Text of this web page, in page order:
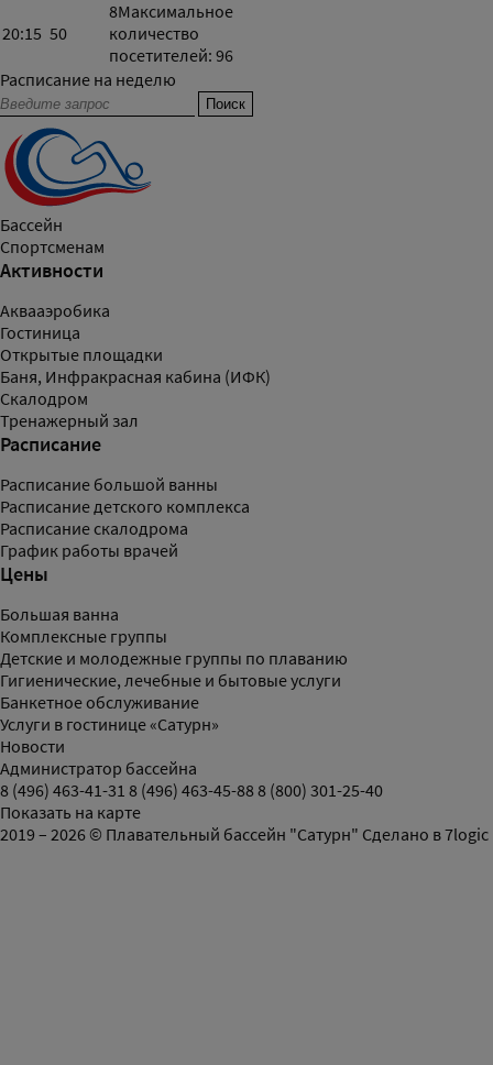
20:15 50
8Максимальное
количество
посетителей: 96
Расписание на неделю
Бассейн
Спортсменам
Активности
Аквааэробика
Гостиница
Открытые площадки
Баня, Инфракрасная кабина (ИФК)
Скалодром
Тренажерный зал
Расписание
Расписание большой ванны
Расписание детского комплекса
Расписание скалодрома
График работы врачей
Цены
Большая ванна
Комплексные группы
Детские и молодежные группы по плаванию
Гигиенические, лечебные и бытовые услуги
Банкетное обслуживание
Услуги в гостинице «Сатурн»
Новости
Администратор бассейна
8 (496) 463-41-31 8 (496) 463-45-888 (800) 301-25-40
Показать на карте
2019 – 2026 © Плавательный бассейн "Сатурн" Сделано в7logic